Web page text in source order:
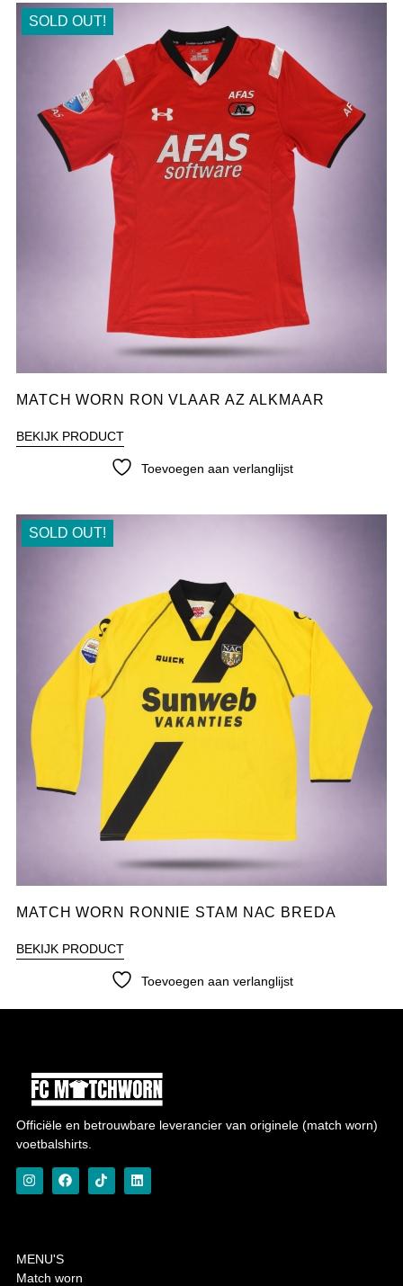
SOLD OUT!
MATCH WORN RON VLAAR AZ ALKMAAR
BEKIJK PRODUCT
Toevoegen aan verlanglijst
SOLD OUT!
MATCH WORN RONNIE STAM NAC BREDA
BEKIJK PRODUCT
Toevoegen aan verlanglijst
Officiële en betrouwbare leverancier van originele (match worn)
voetbalshirts.
MENU'S
Match worn